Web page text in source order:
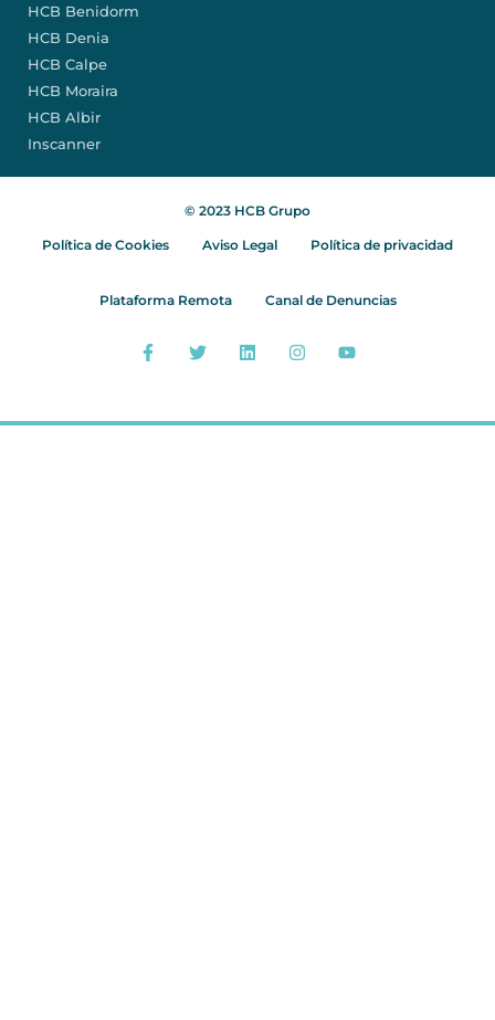
HCB Benidorm
HCB Denia
HCB Calpe
HCB Moraira
HCB Albir
Inscanner
© 2023 HCB Grupo
Política de Cookies Aviso Legal Política de privacidad
Plataforma Remota Canal de Denuncias